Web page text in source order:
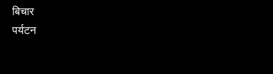
बिचार
पर्यटन